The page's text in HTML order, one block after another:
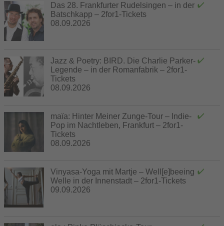
Das 28. Frankfurter Rudelsingen – in der
Batschkapp – 2for1-Tickets
08.09.2026
Jazz & Poetry: BIRD. Die Charlie Parker-
Legende – in der Romanfabrik – 2for1-
Tickets
08.09.2026
maïa: Hinter Meiner Zunge-Tour – Indie-
Pop im Nachtleben, Frankfurt – 2for1-
Tickets
08.09.2026
Vinyasa-Yoga mit Martje – Well[e]beeing
Welle in der Innenstadt – 2for1-Tickets
09.09.2026